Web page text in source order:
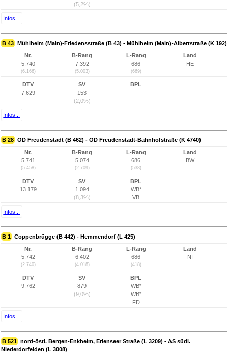
(5,2%)
Infos...
B 43 Mühlheim (Main)-Friedensstraße (B 43) - Mühlheim (Main)-Albertstraße (K 192)
Nr.
5.740
(6.166)
B-Rang
7.392
(5.003)
L-Rang
686
(669)
Land
HE
DTV
7.629
SV
153
(2,0%)
BPL
Infos...
B 28 OD Freudenstadt (B 462) - OD Freudenstadt-Bahnhofstraße (K 4740)
Nr.
5.741
(5.458)
B-Rang
5.074
(2.709)
L-Rang
686
(538)
Land
BW
DTV
13.179
SV
1.094
(8,3%)
BPL
WB*
VB
Infos...
B 1 Coppenbrügge (B 442) - Hemmendorf (L 425)
Nr.
5.742
(2.740)
B-Rang
6.402
(4.018)
L-Rang
686
(418)
Land
NI
DTV
9.762
SV
879
(9,0%)
BPL
WB*
WB*
FD
Infos...
B 521 nord-östl. Bergen-Enkheim, Erlenseer Straße (L 3209) - AS südl.
Niederdorfelden (L 3008)